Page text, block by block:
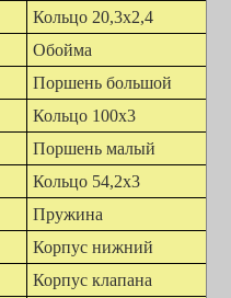
Кольцо 20,3х2,4
Обойма
Поршень большой
Кольцо 100х3
Поршень малый
Кольцо 54,2х3
Пружина
Корпус нижний
Корпус клапана